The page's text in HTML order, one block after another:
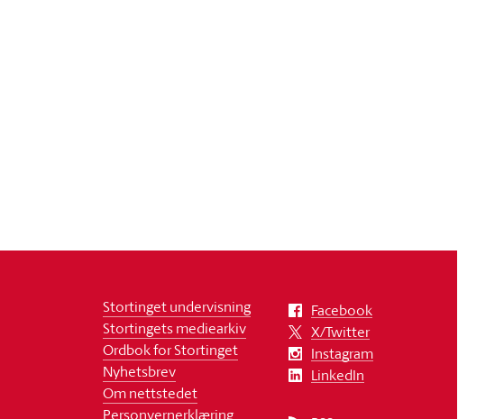
Stortinget undervisning
Stortingets mediearkiv
Ordbok for Stortinget
Nyhetsbrev
Om nettstedet
Personvernerklæring
Facebook
X/Twitter
Instagram
LinkedIn